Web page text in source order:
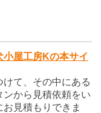
小屋工房Kの本サイ
て、その中にある
ンから見積依頼をい
見積もりできま